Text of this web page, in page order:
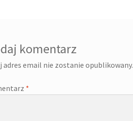
komentarz
adres email nie zostanie opublikowany.
*